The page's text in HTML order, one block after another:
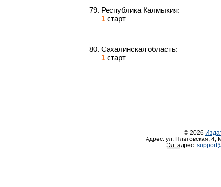
Республика Калмыкия:
1 старт
Сахалинская область:
1 старт
© 2026
Адрес: ул. Платовская, 4
Эл. адрес: